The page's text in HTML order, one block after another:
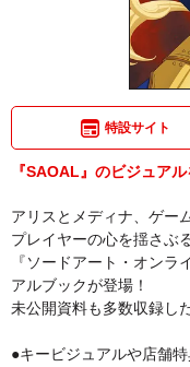
特設サイト
『SAOAL』のビジュア
アリスとメディナ、ゲー
プレイヤーの心を揺さぶ
『ソードアート・オンラ
アルブックが登場！
未公開資料も多数収録し
●キービジュアルや店舗